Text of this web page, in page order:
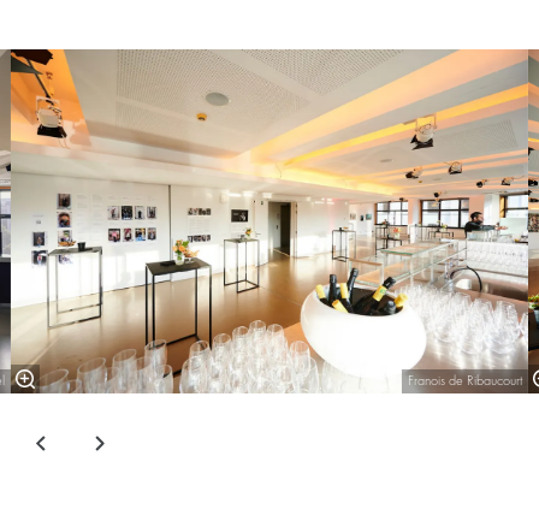
Overslaan
Franois de Ribaucourt